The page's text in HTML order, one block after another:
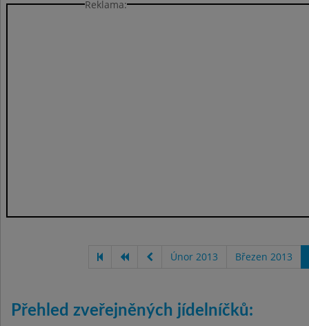
Reklama:
Únor 2013 Březen 2013
Přehled zveřejněných jídelníčků: